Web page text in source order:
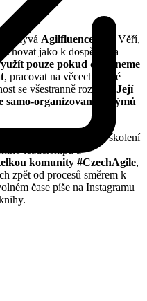
nazývá Agilfluencerem
. Věří,
chovat jako k dospělým a
pouze pokud dostaneme
, pracovat na věcech, které
se všestranně rozvíjet. Její
samo-organizovaných týmů
nejčastěji formou školení
leadershipu a
komunity #CzechAgile,
zpět od procesů směrem k
čase píše na Instagramu
agilního vývoje a
v IT firmách. V
na výsledky
principů osobní